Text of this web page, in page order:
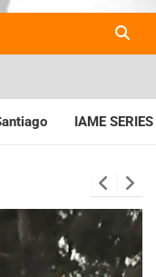
Horarios para la fecha